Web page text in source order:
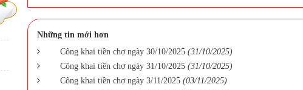
Những tin mới hơn
Công khai tiền chợ ngày 30/10/2025 (31/10/2025)
Công khai tiền chợ ngày 31/10/2025 (31/10/2025)
Công khai tiền chợ ngày 3/11/2025 (03/11/2025)